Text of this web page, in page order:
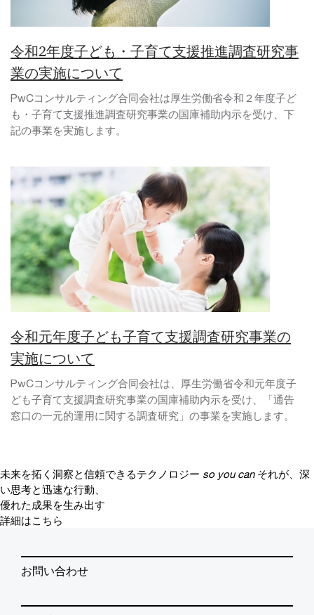
令和2年度子ども・子育て支援推進調査研究事
業の実施について
PwCコンサルティング合同会社は厚生労働省令和２年度子ど
も・子育て支援推進調査研究事業の国庫補助内示を受け、下
記の事業を実施します。
令和元年度子ども子育て支援調査研究事業の
実施について
PwCコンサルティング合同会社は、厚生労働省令和元年度子
ども子育て支援調査研究事業の国庫補助内示を受け、「通告
窓口の一元的運用に関する調査研究」の事業を実施します。
未来を拓く洞察と信頼できるテクノロジー so you can それが、深
い思考と迅速な行動、
優れた成果を生み出す
詳細はこちら
お問い合わせ